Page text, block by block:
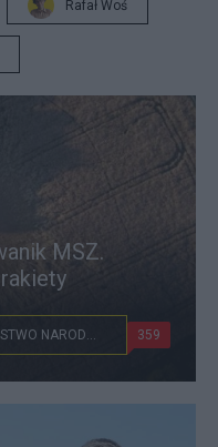
Rafał Woś
MSZ.
BEZPIECZEŃSTWO NARODOWE 359